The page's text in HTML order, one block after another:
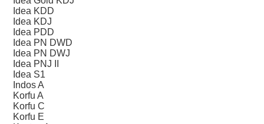
Idea KDD
Idea KDJ
Idea PDD
Idea PN DWD
Idea PN DWJ
Idea PNJ II
Idea S1
Indos A
Korfu A
Korfu C
Korfu E